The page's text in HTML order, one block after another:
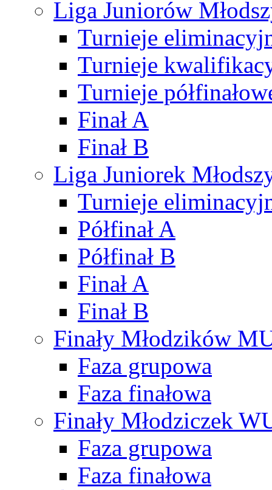
Liga Juniorów
Turnieje
Turnieje
Turnieje
Finał A
Finał B
Liga Juniorek
Turnieje
Półfinał A
Półfinał B
Finał A
Finał B
Finały Młodzików
Faza grupowa
Faza finałowa
Finały Młodziczek
Faza grupowa
Faza finałowa